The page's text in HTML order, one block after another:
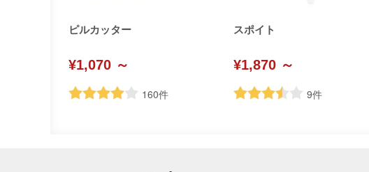
ピルカッター
¥1,070 ～
160件
スポイト
¥1,870 ～
9件